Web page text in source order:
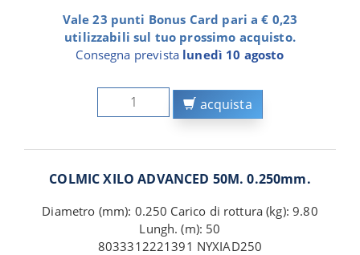
Vale 23 punti Bonus Card pari a € 0,23
utilizzabili sul tuo prossimo acquisto.
Consegna prevista lunedì 10 agosto
acquista
COLMIC XILO ADVANCED 50M. 0.250mm.
Diametro (mm): 0.250 Carico di rottura (kg): 9.80
Lungh. (m): 50
8033312221391 NYXIAD250